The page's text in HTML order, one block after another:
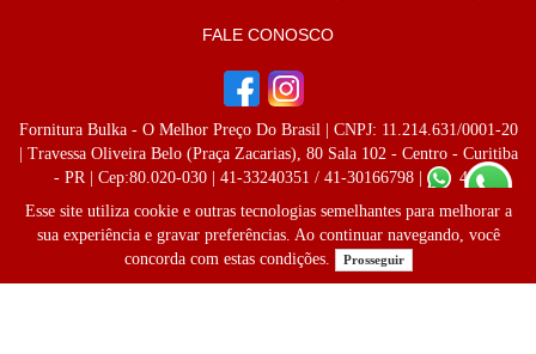
Esse site utiliza cookie e outras tecnologias semelhantes para melhorar a
sua experiência e gravar preferências. Ao continuar navegando, você
concorda com estas condições.
Prosseguir
FALE CONOSCO
Fornitura Bulka - O Melhor Preço Do Brasil| CNPJ: 11.214.631/0001-20
| Travessa Oliveira Belo (Praça Zacarias), 80 Sala 102 - Centro - Curitiba
- PR | Cep:80.020-030 | 41-33240351 / 41-30166798 |
41-
996237808
Lojas VirtuaisBR